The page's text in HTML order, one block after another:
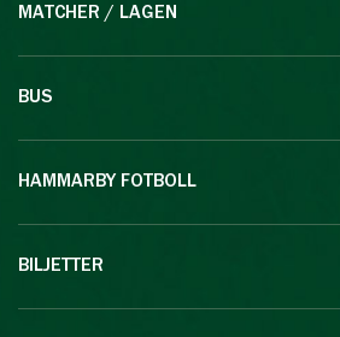
MATCHER / LAGEN
BUS
HAMMARBY FOTBOLL
BILJETTER